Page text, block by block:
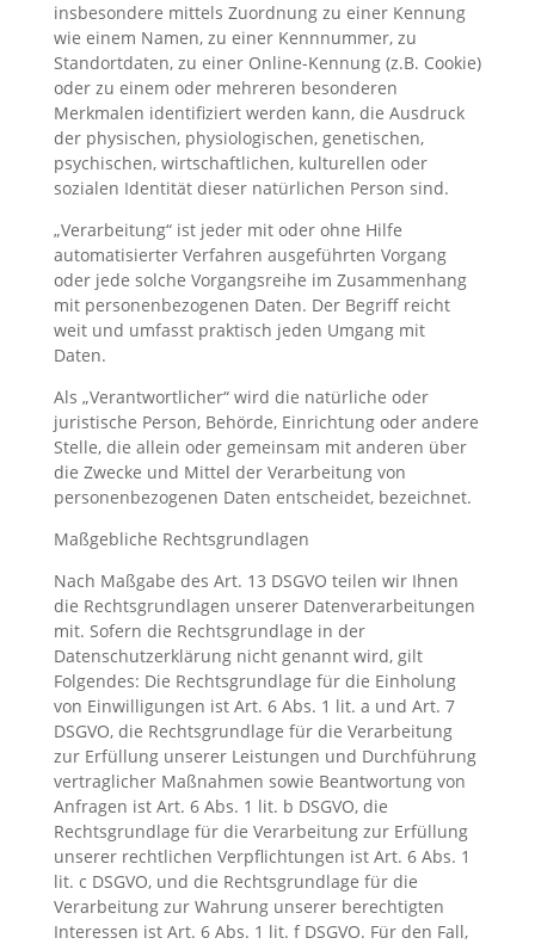
insbesondere mittels Zuordnung zu einer Kennung
wie einem Namen, zu einer Kennnummer, zu
Standortdaten, zu einer Online-Kennung (z.B. Cookie)
oder zu einem oder mehreren besonderen
Merkmalen identifiziert werden kann, die Ausdruck
der physischen, physiologischen, genetischen,
psychischen, wirtschaftlichen, kulturellen oder
sozialen Identität dieser natürlichen Person sind.
„Verarbeitung“ ist jeder mit oder ohne Hilfe
automatisierter Verfahren ausgeführten Vorgang
oder jede solche Vorgangsreihe im Zusammenhang
mit personenbezogenen Daten. Der Begriff reicht
weit und umfasst praktisch jeden Umgang mit
Daten.
Als „Verantwortlicher“ wird die natürliche oder
juristische Person, Behörde, Einrichtung oder andere
Stelle, die allein oder gemeinsam mit anderen über
die Zwecke und Mittel der Verarbeitung von
personenbezogenen Daten entscheidet, bezeichnet.
Maßgebliche Rechtsgrundlagen
Nach Maßgabe des Art. 13 DSGVO teilen wir Ihnen
die Rechtsgrundlagen unserer Datenverarbeitungen
mit. Sofern die Rechtsgrundlage in der
Datenschutzerklärung nicht genannt wird, gilt
Folgendes: Die Rechtsgrundlage für die Einholung
von Einwilligungen ist Art. 6 Abs. 1 lit. a und Art. 7
DSGVO, die Rechtsgrundlage für die Verarbeitung
zur Erfüllung unserer Leistungen und Durchführung
vertraglicher Maßnahmen sowie Beantwortung von
Anfragen ist Art. 6 Abs. 1 lit. b DSGVO, die
Rechtsgrundlage für die Verarbeitung zur Erfüllung
unserer rechtlichen Verpflichtungen ist Art. 6 Abs. 1
lit. c DSGVO, und die Rechtsgrundlage für die
Verarbeitung zur Wahrung unserer berechtigten
Interessen ist Art. 6 Abs. 1 lit. f DSGVO. Für den Fall,